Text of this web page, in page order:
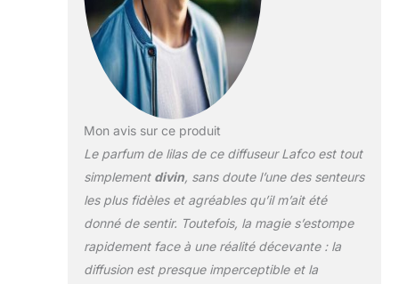
Mon avis sur ce produit
Le parfum de lilas de ce diffuseur Lafco est tout
simplement divin, sans doute l’une des senteurs
les plus fidèles et agréables qu’il m’ait été
donné de sentir. Toutefois, la magie s’estompe
rapidement face à une réalité décevante : la
diffusion est presque imperceptible et la